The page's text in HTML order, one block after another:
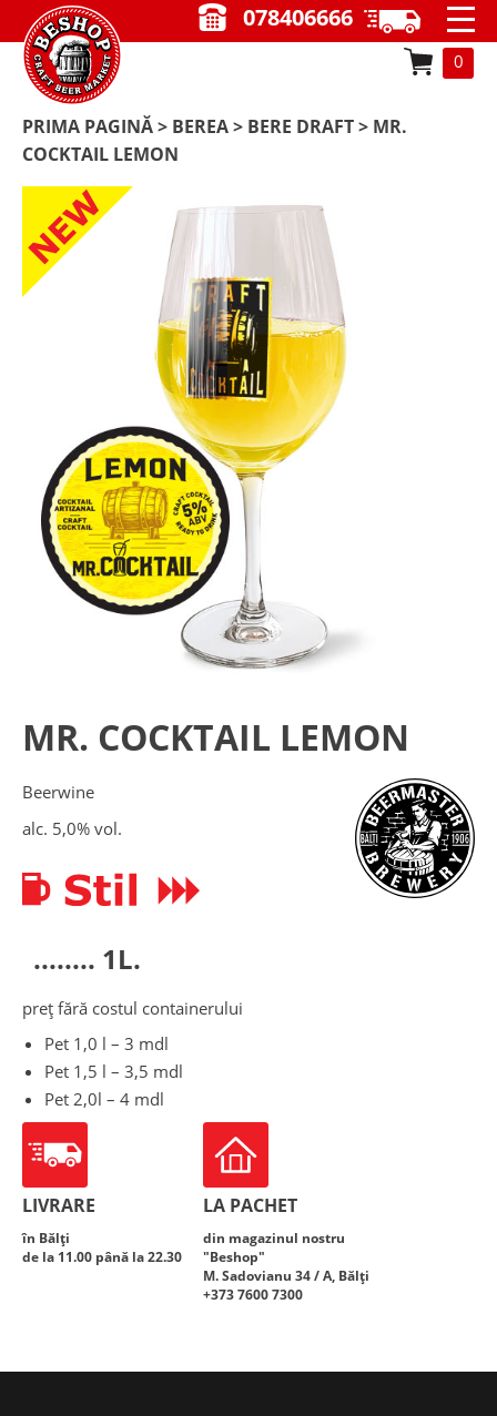
078406666
0
PRIMA PAGINĂ> BEREA> BERE DRAFT> MR.
COCKTAIL LEMON
MR. COCKTAIL LEMON
Beerwine
alc. 5,0% vol.
........ 1L.
preț fără costul containerului
Pet 1,0 l – 3 mdl
Pet 1,5 l – 3,5 mdl
Pet 2,0l – 4 mdl
LIVRARE
în Bălți
de la 11.00 până la 22.30
LA PACHET
din magazinul nostru
"Beshop"
M. Sadovianu 34 / A, Bălți
+373 7600 7300